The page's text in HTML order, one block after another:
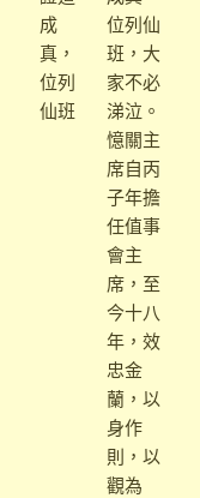
成
真，
位列
仙班
位列仙
班，大
家不必
涕泣。
憶關主
席自丙
子年擔
任值事
會主
席，至
今十八
年，效
忠金
蘭，以
身作
則，以
觀為